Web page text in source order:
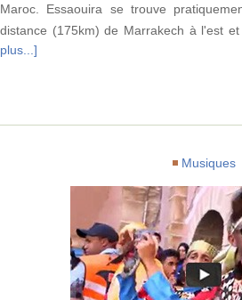
Maroc. Essaouira se trouve
distance (175km) de Marrakech à l'est et
plus...]
Musiques